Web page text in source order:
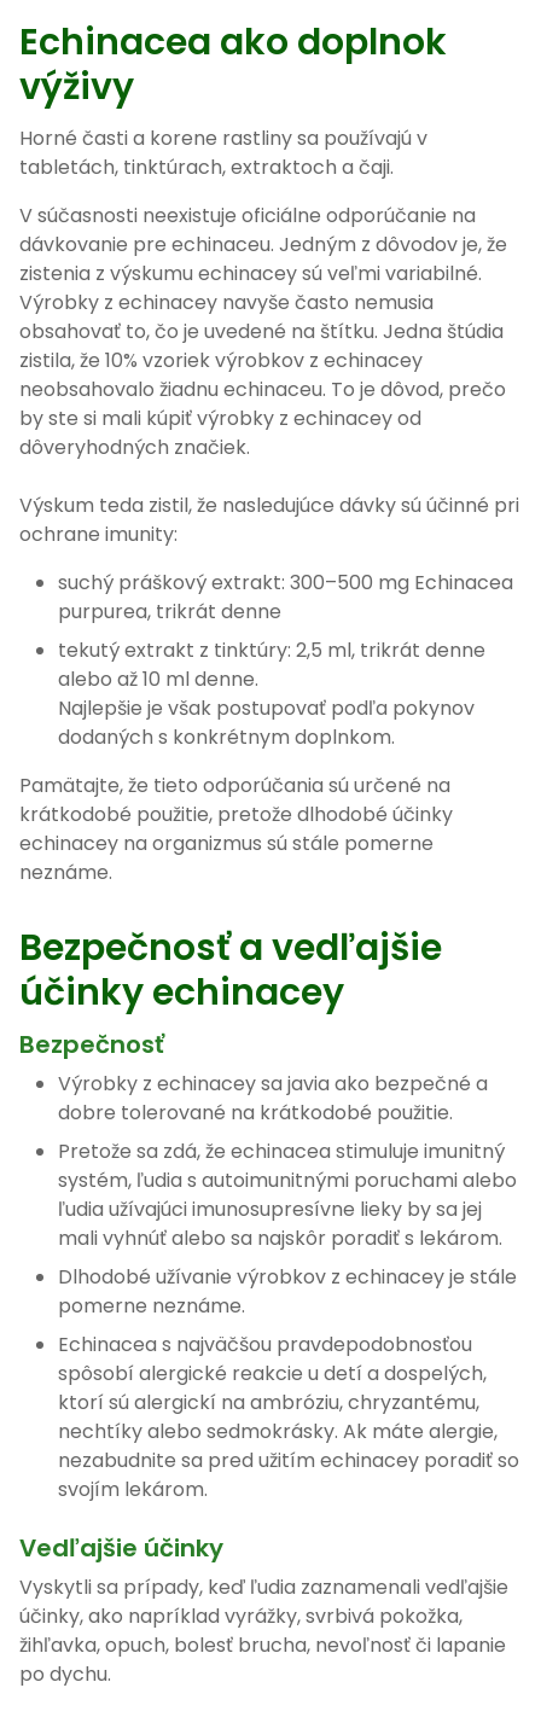
Echinacea ako doplnok
výživy
Horné časti a korene rastliny sa používajú v
tabletách, tinktúrach, extraktoch a čaji.
V súčasnosti neexistuje oficiálne odporúčanie na
dávkovanie pre echinaceu. Jedným z dôvodov je, že
zistenia z výskumu echinacey sú veľmi variabilné.
Výrobky z echinacey navyše často nemusia
obsahovať to, čo je uvedené na štítku. Jedna štúdia
zistila, že 10% vzoriek výrobkov z echinacey
neobsahovalo žiadnu echinaceu. To je dôvod, prečo
by ste si mali kúpiť výrobky z echinacey od
dôveryhodných značiek.
Výskum teda zistil, že nasledujúce dávky sú účinné pri
ochrane imunity:
suchý práškový extrakt: 300–500 mg Echinacea
purpurea, trikrát denne
tekutý extrakt z tinktúry: 2,5 ml, trikrát denne
alebo až 10 ml denne.
Najlepšie je však postupovať podľa pokynov
dodaných s konkrétnym doplnkom.
Pamätajte, že tieto odporúčania sú určené na
krátkodobé použitie, pretože dlhodobé účinky
echinacey na organizmus sú stále pomerne
neznáme.
Bezpečnosť a vedľajšie
účinky echinacey
Bezpečnosť
Výrobky z echinacey sa javia ako bezpečné a
dobre tolerované na krátkodobé použitie.
Pretože sa zdá, že echinacea stimuluje imunitný
systém, ľudia s autoimunitnými poruchami alebo
ľudia užívajúci imunosupresívne lieky by sa jej
mali vyhnúť alebo sa najskôr poradiť s lekárom.
Dlhodobé užívanie výrobkov z echinacey je stále
pomerne neznáme.
Echinacea s najväčšou pravdepodobnosťou
spôsobí alergické reakcie u detí a dospelých,
ktorí sú alergickí na ambróziu, chryzantému,
nechtíky alebo sedmokrásky. Ak máte alergie,
nezabudnite sa pred užitím echinacey poradiť so
svojím lekárom.
Vedľajšie účinky
Vyskytli sa prípady, keď ľudia zaznamenali vedľajšie
účinky, ako napríklad vyrážky, svrbivá pokožka,
žihľavka, opuch, bolesť brucha, nevoľnosť či lapanie
po dychu.